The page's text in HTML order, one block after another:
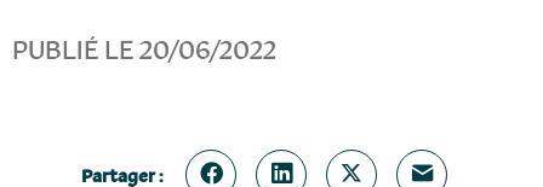
PUBLIÉ LE 20/06/2022
Partager :